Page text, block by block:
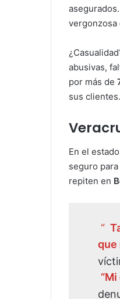
vergonzosa
abusivas,
por más de
sus clientes.
En el
seguro
repiten en
“
que